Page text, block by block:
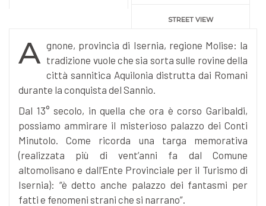
STREET VIEW
A gnone, provincia di Isernia, regione Molise: la
tradizione vuole che sia sorta sulle rovine della
città sannitica Aquilonia distrutta dai Romani
durante la conquista del Sannio.
Dal 13° secolo, in quella che ora è corso Garibaldi,
possiamo ammirare il misterioso palazzo dei Conti
Minutolo. Come ricorda una targa memorativa
(realizzata più di vent’anni fa dal Comune
altomolisano e dall’Ente Provinciale per il Turismo di
Isernia): “è detto anche palazzo dei fantasmi per
fatti e fenomeni strani che si narrano”.